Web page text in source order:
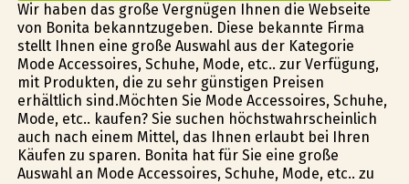
Wir haben das große Vergnügen Ihnen die Webseite
von Bonita bekanntzugeben. Diese bekannte Firma
stellt Ihnen eine große Auswahl aus der Kategorie
Mode Accessoires, Schuhe, Mode, etc.. zur Verfügung,
mit Produkten, die zu sehr günstigen Preisen
erhältlich sind.Möchten Sie Mode Accessoires, Schuhe,
Mode, etc.. kaufen? Sie suchen höchstwahrscheinlich
auch nach einem Mittel, das Ihnen erlaubt bei Ihren
Käufen zu sparen. Bonita hat für Sie eine große
Auswahl an Mode Accessoires, Schuhe, Mode, etc.. zu